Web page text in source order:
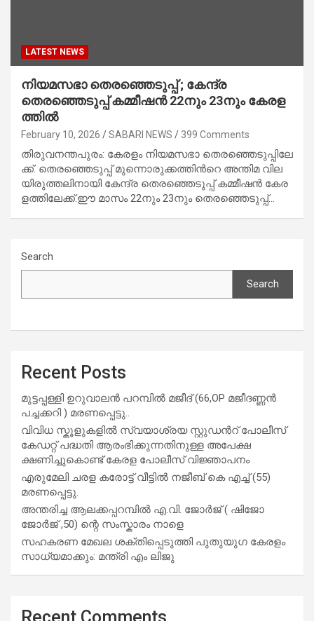
LATEST NEWS
നിയമസഭാ തെരഞ്ഞെടുപ്പ് ; കേന്ദ്ര
തെരഞ്ഞെടുപ്പ് ക​മ്മീ​ഷ​ൻ 22നും 23​നും കേ​ര​ള​
ത്തി​ൽ
February 10, 2026 SABARI NEWS 399 Comments
തി​​​രു​​​വ​​​ന​​​ന്ത​​​പു​​​രം: കേ​​​ര​​​ളം നി​​​യ​​​മ​​​സ​​​ഭാ തെ​​​ര​​​ഞ്ഞെ​​​ടു​​​പ്പി​​​ലേ​​​
ക്ക്. തെ​​​ര​​​ഞ്ഞെ​​​ടു​​​പ്പ് മു​​​ന്നൊ​​​രു​​​ക്ക​​​ത്തി​​​ന്‍റെ അ​​​ന്തി​​​മ വി​​​ല​​​
യി​​​രു​​​ത്ത​​​ലി​​​നാ​​​യി കേ​​​ന്ദ്ര തെ​​​ര​​​ഞ്ഞെ​​​ടു​​​പ്പ് ക​​​മ്മീ​​​ഷ​​​ൻ കേ​​​ര​​​
ള​​​ത്തി​​​ലേ​​​ക്ക്.ഈ ​​​മാ​​​സം 22നും 23​​​നും തെ​​​ര​​​ഞ്ഞെ​​​ടു​​​പ്പ്…
Search
Search
Recent Posts
മുട്ടപ്പള്ളി ഉറുവാലൻ പറമ്പിൽ മജീദ് (66,OP മജീദണ്ണൻ
പച്ചക്കറി ) മരണപ്പെട്ടു..
വിവിധ സ്കൂളുകളില്‍ സ്വയാശ്രയ സ്റ്റുഡന്‍റ് പോലീസ്
കേഡറ്റ് പദ്ധതി ആരംഭിക്കുന്നതിനുള്ള അപേക്ഷ
ക്ഷണിച്ചുകൊണ്ട് കേരള പോലീസ് വിജ്ഞാപനം
എരുമേലി ചരള കരോട്ട് വീട്ടിൽ നജീബ് കെ എച്ച് (55)
മരണപ്പെട്ടു.
അന്തരിച്ച ആ​ല​ക്ക​പ്പ​റമ്പിൽ​ എ.​വി. ജോ​ർ​ജ് ( ഷിജോ
ജോർജ് ,50) ന്റെ സംസ്കാരം നാളെ
സഹകരണ മേഖല ശക്തിപ്പെടുത്തി പുതുയുഗ കേരളം
സാധ്യമാക്കും: മന്ത്രി എം ലിജു